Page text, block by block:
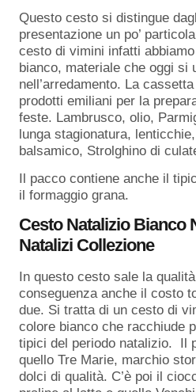
Questo cesto si distingue
presentazione un po’
cesto di vimini infatti
bianco, materiale che oggi si
nell’arredamento. La
prodotti emiliani per la
feste. Lambrusco, olio,
lunga stagionatura,
balsamico, Strolghino di
Il pacco contiene anche il
il formaggio grana.
Cesto Natalizio Bianco
Natalizi Collezione
In questo cesto sale la
conseguenza anche il costo
due. Si tratta di un cesto di
colore bianco che racchiude
tipici del periodo natalizio. Il
quello Tre Marie, marchio
dolci di qualità. C’è poi il